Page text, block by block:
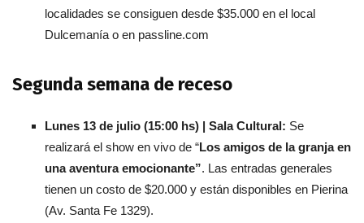
localidades se consiguen desde $35.000 en el local
Dulcemanía o en passline.com
Segunda semana de receso
Lunes 13 de julio (15:00 hs) | Sala Cultural: Se
realizará el show en vivo de “Los amigos de la granja en
una aventura emocionante”. Las entradas generales
tienen un costo de $20.000 y están disponibles en Pierina
(Av. Santa Fe 1329).